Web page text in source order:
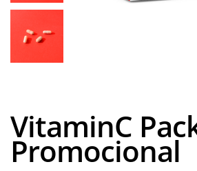
Blog
VitaminC
Promocional